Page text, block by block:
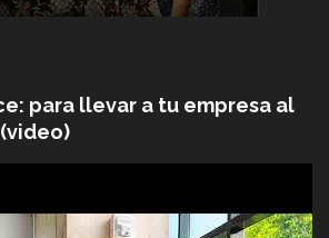
para llevar a tu empresa al